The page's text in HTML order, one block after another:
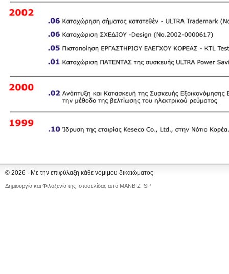
© 2026 · Με την επιφύλαξη κάθε νόμιμου δικαιώματος
Δημιουργία και Φιλοξενία της Ιστοσελίδας από MANBIZ ISP